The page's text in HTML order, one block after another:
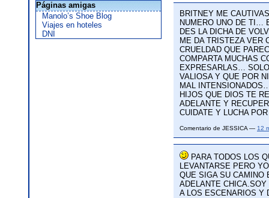
Páginas amigas
Manolo’s Shoe Blog
Viajes en hoteles
DNI
BRITNEY ME
NUMERO UNO DE TI…
DES LA DICHA DE
ME DA TRISTEZA VER
CRUELDAD QUE
COMPARTA MUCHAS
EXPRESARLAS…
VALIOSA Y QUE POR
MAL
HIJOS QUE DIOS TE
ADELANTE Y
CUIDATE Y LUCHA
Comentario de JESSICA — 12
PARA TODOS LOS
LEVANTARSE PERO
QUE SIGA SU CAMINO
ADELANTE
A LOS ESCENARIOS Y